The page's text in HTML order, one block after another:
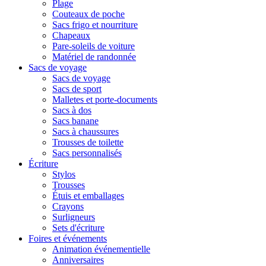
Plage
Couteaux de poche
Sacs frigo et nourriture
Chapeaux
Pare-soleils de voiture
Matériel de randonnée
Sacs de voyage
Sacs de voyage
Sacs de sport
Malletes et porte-documents
Sacs à dos
Sacs banane
Sacs à chaussures
Trousses de toilette
Sacs personnalisés
Écriture
Stylos
Trousses
Étuis et emballages
Crayons
Surligneurs
Sets d'écriture
Foires et événements
Animation événementielle
Anniversaires